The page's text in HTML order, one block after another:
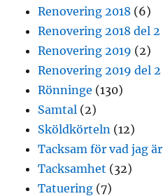
Renovering 2018 (6)
Renovering 2018 del 2
Renovering 2019 (2)
Renovering 2019 del 2
Rönninge (130)
Samtal (2)
Sköldkörteln (12)
Tacksam för vad jag är
Tacksamhet (32)
Tatuering (7)